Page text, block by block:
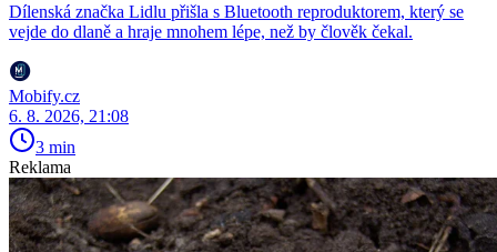
Dílenská značka Lidlu přišla s Bluetooth reproduktorem, který se
vejde do dlaně a hraje mnohem lépe, než by člověk čekal.
Mobify.cz
6. 8. 2026, 21:08
3 min
Reklama